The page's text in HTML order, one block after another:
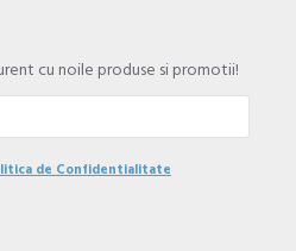
cu noile produse si promotii!
de Confidentialitate